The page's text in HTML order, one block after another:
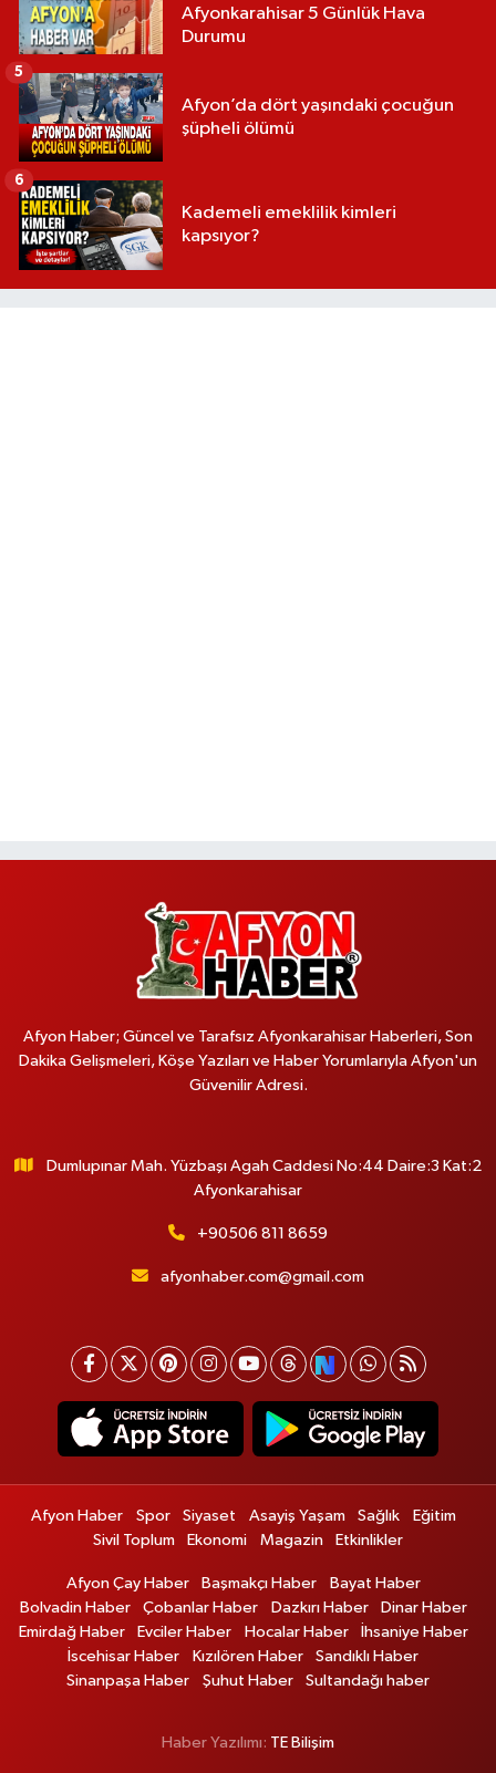
Afyonkarahisar 5 Günlük Hava
Durumu
Afyon’da dört yaşındaki çocuğun
şüpheli ölümü
5
Kademeli emeklilik kimleri
kapsıyor?
6
Afyon Haber; Güncel ve Tarafsız Afyonkarahisar Haberleri, Son
Dakika Gelişmeleri, Köşe Yazıları ve Haber Yorumlarıyla Afyon'un
Güvenilir Adresi.
Dumlupınar Mah. Yüzbaşı Agah Caddesi No:44 Daire:3 Kat:2
Afyonkarahisar
+90506 811 8659
afyonhaber.com@gmail.com
Afyon Haber Spor Siyaset Asayiş Yaşam Sağlık
Eğitim
Sivil Toplum
Ekonomi Magazin Etkinlikler
Afyon Çay Haber Başmakçı Haber
Bayat Haber
Bolvadin Haber
Çobanlar Haber Dazkırı Haber
Dinar Haber
Emirdağ Haber
Evciler Haber Hocalar Haber
İhsaniye Haber
İscehisar Haber
Kızılören Haber
Sandıklı Haber
Sinanpaşa Haber
Şuhut Haber Sultandağı haber
Haber Yazılımı: TE Bilişim